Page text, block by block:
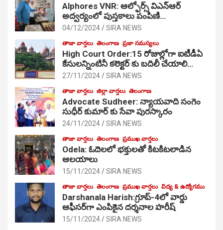
Alphores VNR: ఆల్ఫోర్స్ విఎన్ఆర్
అద్వర్యంలో పుస్తకాలు పంపిణి…
04/12/2024 SIRA NEWS
తాజా వార్తలు తెలంగాణ ప్రజా సమస్యలు
High Court Order:15 రోజుల్లోగా ఐటీడీఏ
కేసులన్నింటినీ కలెక్టర్ కు బదిలీ చేయాలి…
27/11/2024 SIRA NEWS
తాజా వార్తలు జిల్లా వార్తలు తెలంగాణ
Advocate Sudheer: న్యాయవాది సంగెం
సుధీర్ కుమార్ కు సేవా పురస్కారం
24/11/2024 SIRA NEWS
తాజా వార్తలు తెలంగాణ ప్రముఖ వార్తలు
Odela: ఓదెల‌లో భక్తులతో కిటకిటలాడిన
ఆల‌యాలు
15/11/2024 SIRA NEWS
తాజా వార్తలు తెలంగాణ ప్రముఖ వార్తలు విద్య & ఉద్యోగము
Darshanala Harish:గ్రూప్-4లో వార్డు
ఆఫీసర్‌గా ఎంపికైన దర్శనాల హరీష్
15/11/2024 SIRA NEWS